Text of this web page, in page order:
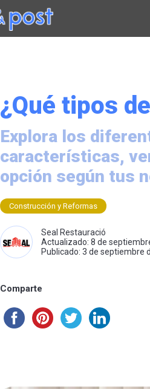
¿Qué tipos
Explora los
características,
opción según tus
Construcción y Reformas
Seal Restauració
Actualizado: 8 de
Publicado: 3 de septiembre
Comparte